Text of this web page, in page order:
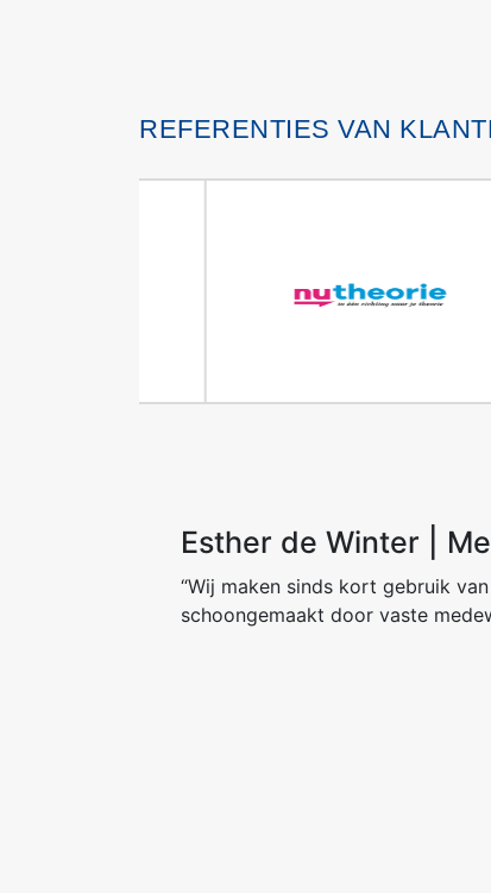
REFERENTIES VAN
Esther de Winter |
“Wij maken sinds kort gebruik
schoongemaakt door vaste
Dion van der Ent
M. K.